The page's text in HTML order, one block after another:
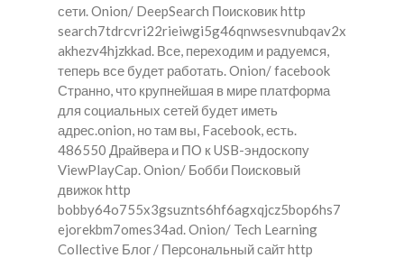
сети. Onion/ DeepSearch Поисковик http
search7tdrcvri22rieiwgi5g46qnwsesvnubqav2x
akhezv4hjzkkad. Все, переходим и радуемся,
теперь все будет работать. Onion/ facebook
Странно, что крупнейшая в мире платформа
для социальных сетей будет иметь
адрес.onion, но там вы, Facebook, есть.
486550 Драйвера и ПО к USB-эндоскопу
ViewPlayCap. Onion/ Бобби Поисковый
движок http
bobby64o755x3gsuznts6hf6agxqjcz5bop6hs7
ejorekbm7omes34ad. Onion/ Tech Learning
Collective Блог / Персональный сайт http